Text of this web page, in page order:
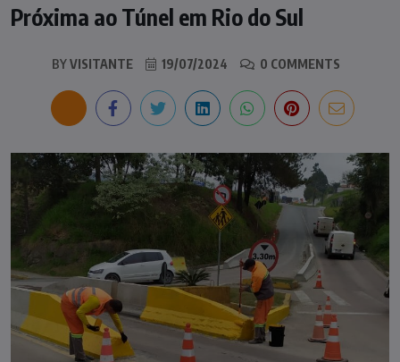
Próxima ao Túnel em Rio do Sul
BYVISITANTE 19/07/2024 0 COMMENTS